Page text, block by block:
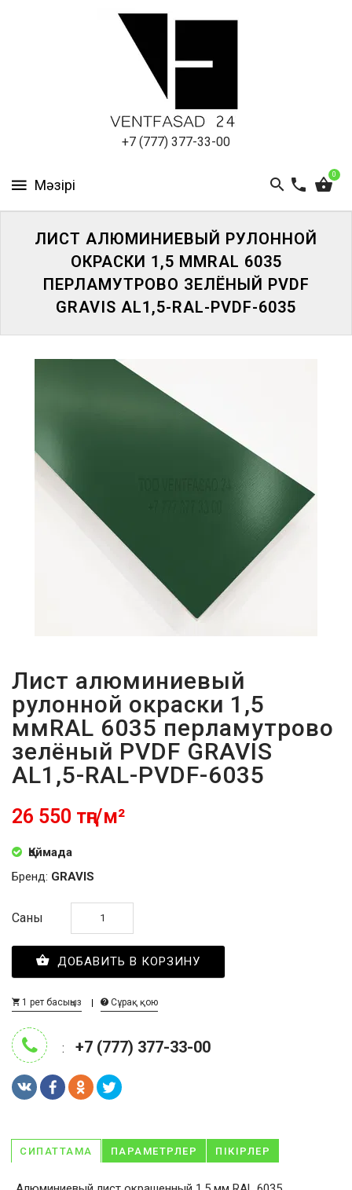
+7 (777) 377-33-00
0
ПАНЕЛИ
ЛИСТ АЛЮМИНИЕВЫЙ РУЛОННОЙ
ОКРАСКИ 1,5 ММRAL 6035
ПЕРЛАМУТРОВО ЗЕЛЁНЫЙ PVDF
GRAVIS AL1,5-RAL-PVDF-6035
Лист алюминиевый
рулонной окраски 1,5
ммRAL 6035 перламутрово
зелёный PVDF GRAVIS
AL1,5-RAL-PVDF-6035
26 550 тңг/м²
Қоймада
Бренд: GRAVIS
Саны
ДОБАВИТЬ В КОРЗИНУ
1 рет басыңыз Сұрақ қою
: +7 (777) 377-33-00
СИПАТТАМА ПАРАМЕТРЛЕР ПІКІРЛЕР